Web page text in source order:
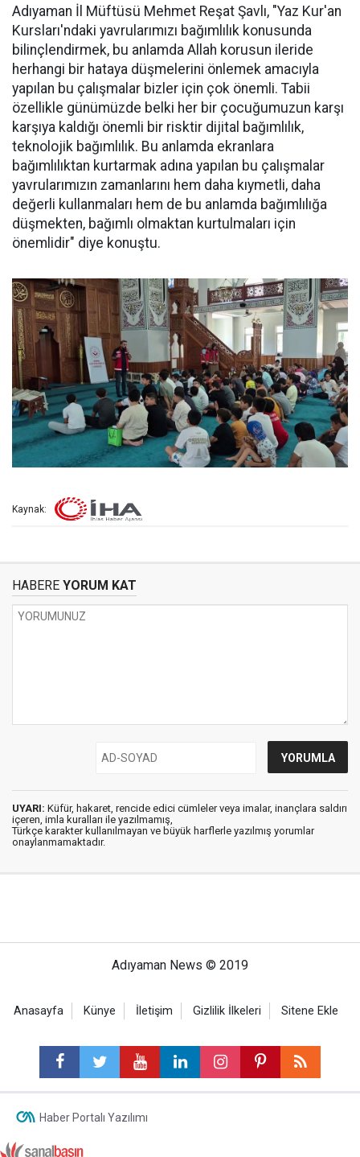
Adıyaman İl Müftüsü Mehmet Reşat Şavlı, "Yaz Kur'an
Kursları'ndaki yavrularımızı bağımlılık konusunda
bilinçlendirmek, bu anlamda Allah korusun ileride
herhangi bir hataya düşmelerini önlemek amacıyla
yapılan bu çalışmalar bizler için çok önemli. Tabii
özellikle günümüzde belki her bir çocuğumuzun karşı
karşıya kaldığı önemli bir risktir dijital bağımlılık,
teknolojik bağımlılık. Bu anlamda ekranlara
bağımlılıktan kurtarmak adına yapılan bu çalışmalar
yavrularımızın zamanlarını hem daha kıymetli, daha
değerli kullanmaları hem de bu anlamda bağımlılığa
düşmekten, bağımlı olmaktan kurtulmaları için
önemlidir" diye konuştu.
Kaynak:
HABERE YORUM KAT
UYARI: Küfür, hakaret, rencide edici cümleler veya imalar, inançlara saldırı
içeren, imla kuralları ile yazılmamış,
Türkçe karakter kullanılmayan ve büyük harflerle yazılmış yorumlar
onaylanmamaktadır.
Adıyaman News © 2019
Anasayfa Künye İletişim Gizlilik İlkeleri Sitene Ekle
Haber Portalı Yazılımı